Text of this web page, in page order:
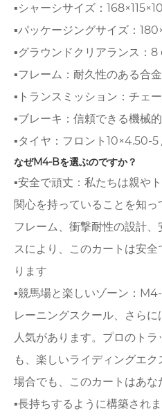
▪シャーシサイズ：
▪パッケージングサイズ：
▪グラウンドクリアランス：
▪フレーム：耐久性のある合
▪トランスミッション：チェ
▪ブレーキ：信頼できる機械
▪タイヤ：フロント10×4.50-5
なぜM4-Bを選ぶのですか？
▪安全で頑丈：私たちは親や
関心を持っていることを知
フレーム、衝撃耐性の設計
スにより、このカートは安
ります
▪競馬場と楽しいゾーン：
レーニングスクール、さら
人気があります。プロのト
も、楽しいライディングエ
場合でも、このカートはあな
▪長持ちするように構築され